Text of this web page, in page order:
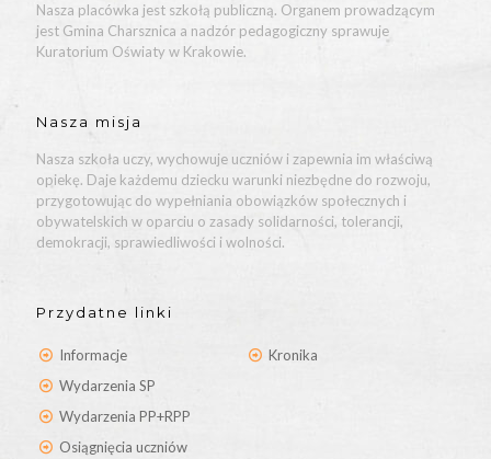
Nasza placówka jest szkołą publiczną. Organem prowadzącym
jest Gmina Charsznica a nadzór pedagogiczny sprawuje
Kuratorium Oświaty w Krakowie.
Nasza misja
Nasza szkoła uczy, wychowuje uczniów i zapewnia im właściwą
opiekę. Daje każdemu dziecku warunki niezbędne do rozwoju,
przygotowując do wypełniania obowiązków społecznych i
obywatelskich w oparciu o zasady solidarności, tolerancji,
demokracji, sprawiedliwości i wolności.
Przydatne linki
Informacje
Wydarzenia SP
Wydarzenia PP+RPP
Osiągnięcia uczniów
Kronika